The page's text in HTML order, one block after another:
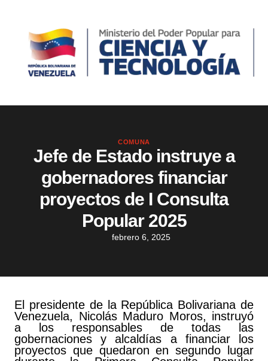
COMUNA
Jefe de Estado instruye a
gobernadores financiar
proyectos de I Consulta
Popular 2025
febrero 6, 2025
El presidente de la República Bolivariana de
Venezuela, Nicolás Maduro Moros, instruyó
a los responsables de todas las
gobernaciones y alcaldías a financiar los
proyectos que quedaron en segundo lugar